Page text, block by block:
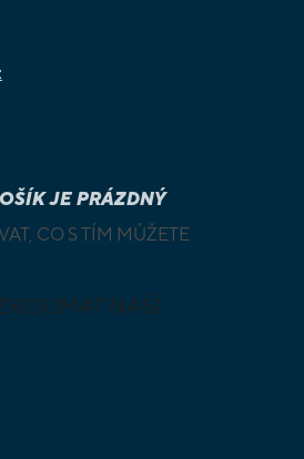
JE PRÁZDNÝ
CO S TÍM MŮŽETE
NAŠI